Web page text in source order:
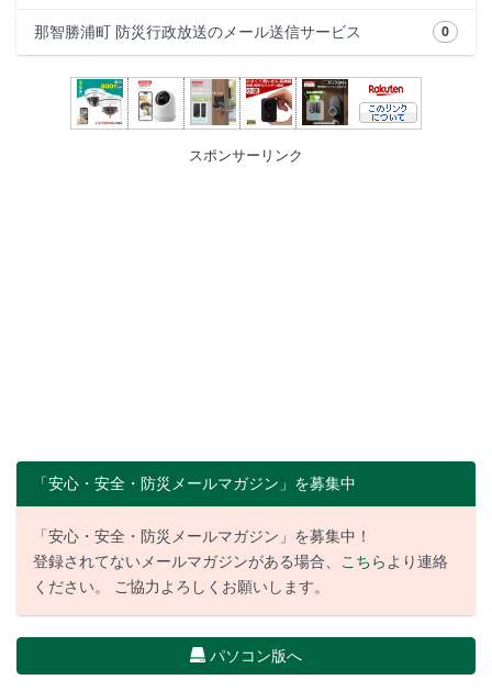
0
那智勝浦町 防災行政放送のメール送信サービス
スポンサーリンク
「安心・安全・防災メールマガジン」を募集中
「安心・安全・防災メールマガジン」を募集中！
登録されてないメールマガジンがある場合、 こちらより連絡
ください。 ご協力よろしくお願いします。
パソコン版へ